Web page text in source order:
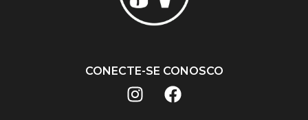
CONECTE-SE CONOSCO